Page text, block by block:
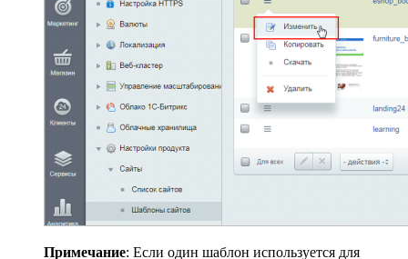
Примечание: Если один шаблон используется для